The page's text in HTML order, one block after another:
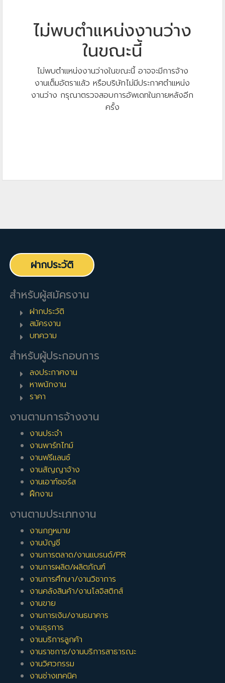
ไม่พบตำแหน่งงานว่าง
ในขณะนี้
ไม่พบตำแหน่งงานว่างในขณะนี้ อาจจะมีการจ้าง
งานเต็มอัตราแล้ว หรือบริษัทไม่มีประกาศตำแหน่ง
งานว่าง กรุณาตรวจสอบการอัพเดทในภายหลังอีก
ครั้ง
ฝากประวัติ
สำหรับผู้สมัครงาน
ฝากประวัติ
สมัครงาน
บทความ
สำหรับผู้ประกอบการ
ลงประกาศงาน
หาพนักงาน
ราคา
งานตามการจ้างงาน
งานประจำ
งานพาร์ทไทม์
งานฟรีแลนซ์
งานสัญญาจ้าง
งานเอาท์ซอร์ส
ฝึกงาน
งานตามประเภทงาน
งานกฎหมาย
งานบัญชี
งานการตลาด/งานแบรนด์/PR
งานการผลิต/ผลิตภัณฑ์
งานการศึกษา/งานวิชาการ
งานคลังสินค้า/งานโลจิสติกส์
งานขาย
งานการเงิน/งานธนาคาร
งานธุรการ
งานบริการลูกค้า
งานราชการ/งานบริการสาธารณะ
งานวิศวกรรม
งานช่างเทคนิค